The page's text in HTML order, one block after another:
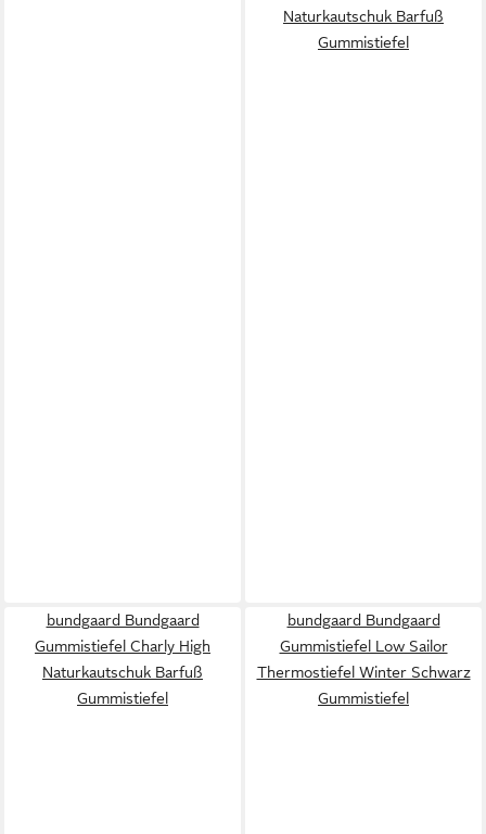
Naturkautschuk Barfuß
Gummistiefel
bundgaard Bundgaard
Gummistiefel Charly High
Naturkautschuk Barfuß
Gummistiefel
bundgaard Bundgaard
Gummistiefel Low Sailor
Thermostiefel Winter Schwarz
Gummistiefel